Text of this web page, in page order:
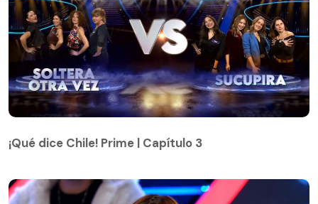
¡Qué dice Chile! Prime | Capítulo 3